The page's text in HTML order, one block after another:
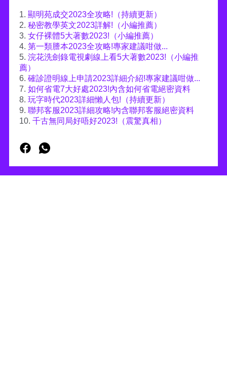
1. 顯明苑成交2023全攻略!（持續更新）
2. 秘密教學英文2023詳解!（小編推薦）
3. 女仔裸體5大著數2023!（小編推薦）
4. 第一類謄本2023全攻略!專家建議咁做...
5. 浣花洗劍錄電視劇線上看5大著數2023!（小編推
薦）
6. 確診證明線上申請2023詳細介紹!專家建議咁做...
7. 如何省電7大好處2023!內含如何省電絕密資料
8. 玩字時代2023詳細懶人包!（持續更新）
9. 聯邦客服2023詳細攻略!內含聯邦客服絕密資料
10. 千古無同局好唔好2023!（震驚真相）